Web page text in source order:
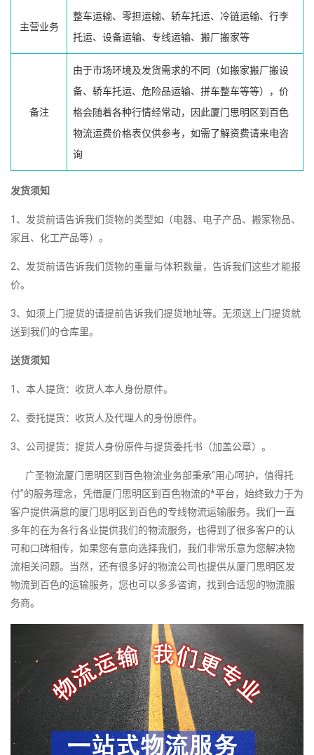
主营业务
整车运输、零担运输、轿车托运、冷链运输、行李
托运、设备运输、专线运输、搬厂搬家等
备注
由于市场环境及发货需求的不同（如搬家搬厂搬设
备、轿车托运、危险品运输、拼车整车等等），价
格会随着各种行情经常动，因此厦门思明区到百色
物流运费价格表仅供参考，如需了解资费请来电咨
询
发货须知
1、发货前请告诉我们货物的类型如（电器、电子产品、搬家物品、
家且、化工产品等）。
2、发货前请告诉我们货物的重量与体积数量，告诉我们这些才能报
价。
3、如须上门提货的请提前告诉我们提货地址等。无须送上门提货就
送到我们的仓库里。
送货须知
1、本人提货：收货人本人身份原件。
2、委托提货：收货人及代理人的身份原件。
3、公司提货：提货人身份原件与提货委托书（加盖公章）。
广圣物流厦门思明区到百色物流业务部秉承“用心呵护，值得托
付”的服务理念，凭借厦门思明区到百色物流的*平台，始终致力于为
客户提供满意的厦门思明区到百色的专线物流运输服务。我们一直
多年的在为各行各业提供我们的物流服务，也得到了很多客户的认
可和口碑相传，如果您有意向选择我们，我们非常乐意为您解决物
流相关问题。当然，还有很多好的物流公司也提供从厦门思明区发
物流到百色的运输服务，您也可以多多咨询，找到合适您的物流服
务商。